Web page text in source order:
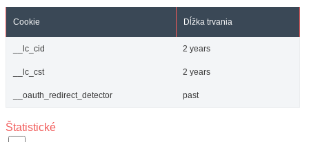
Cookie Dĺžka trvania
__lc_cid 2 years
__lc_cst 2 years
__oauth_redirect_detector past
Štatistické